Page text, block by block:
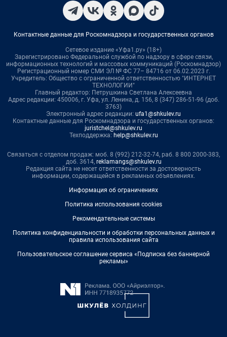
Контактные данные для Роскомнадзора и государственных органов
Сетевое издание «Уфа1.ру» (18+)
Зарегистрировано Федеральной службой по надзору в сфере связи,
информационных технологий и массовых коммуникаций (Роскомнадзор)
Регистрационный номер СМИ ЭЛ № ФС 77– 84716 от 06.02.2023 г.
Учредитель: Общество с ограниченной ответственностью "ИНТЕРНЕТ
ТЕХНОЛОГИИ"
Главный редактор: Петрушкина Светлана Алексеевна
Адрес редакции: 450006, г. Уфа, ул. Ленина, д. 156, 8 (347) 286-51-96 (доб.
3763)
Электронный адрес редакции: ufa1@shkulev.ru
Контактные данные для Роскомнадзора и государственных органов:
juristchel@shkulev.ru
Техподдержка: help@shkulev.ru
Связаться с отделом продаж: моб. 8 (992) 212-32-74, раб. 8 800 2000-383,
доб. 3614, reklamangs@shkulev.ru
Редакция сайта не несет ответственности за достоверность
информации, содержащейся в рекламных объявлениях.
Информация об ограничениях
Политика использования cookies
Рекомендательные системы
Политика конфиденциальности и обработки персональных данных и
правила использования сайта
Пользовательское соглашение сервиса «Подписка без баннерной
рекламы»